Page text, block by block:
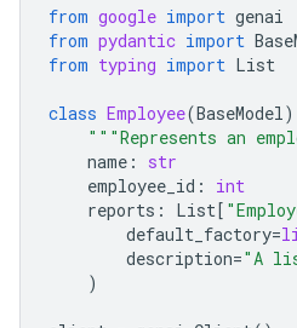
from google import genai
from pydantic import
from typing import List
class Employee(BaseModel
"""Represents an
name :
str
employee_id :
int
reports : List[
default_factory=
description="A
)